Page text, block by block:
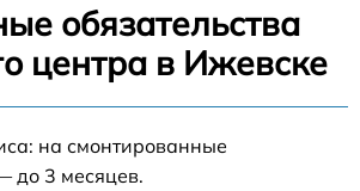
обязательства
центра в Ижевске
на смонтированные
до 3 месяцев.